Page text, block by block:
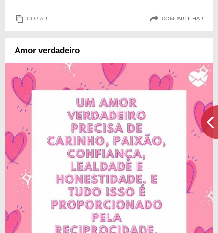
COPIAR COMPARTILHAR
Amor verdadeiro